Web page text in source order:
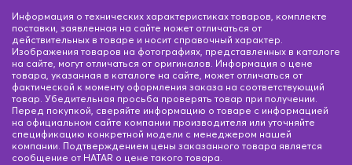
Информация о технических характеристиках товаров, комплекте
поставки, заявленная на сайте может отличаться от
действительных в товаре и носит справочный характер.
Изображения товаров на фотографиях, представленных в каталоге
на сайте, могут отличаться от оригиналов. Информация о цене
товара, указанная в каталоге на сайте, может отличаться от
фактической к моменту оформления заказа на соответствующий
товар. Убедительная просьба проверять товар при получении.
Перед покупкой, сверяйте информацию о товаре с информацией
на официальном сайте компании производителя или уточняйте
спецификацию конкретной модели с менеджером нашей
компании. Подтверждением цены заказанного товара является
сообщение от HATAR о цене такого товара.